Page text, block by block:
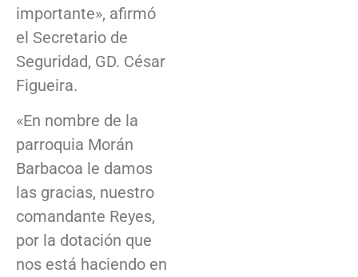
importante», afirmó
el Secretario de
Seguridad, GD. César
Figueira.
«En nombre de la
parroquia Morán
Barbacoa le damos
las gracias, nuestro
comandante Reyes,
por la dotación que
nos está haciendo en